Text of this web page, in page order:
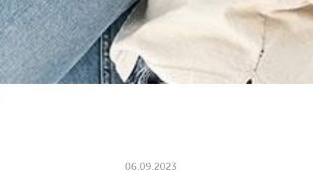
06.09.2023